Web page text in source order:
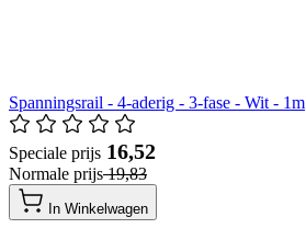
Spanningsrail - 4-aderig - 3-fase - Wit - 1m
Speciale prijs ​ 16,52
Normale prijs​ 19,83
In Winkelwagen